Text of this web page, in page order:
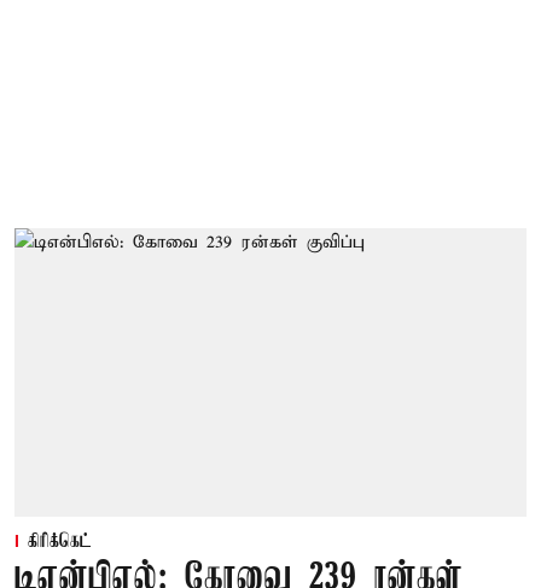
கிரிக்கெட்
டிஎன்பிஎல்: கோவை 239 ரன்கள்